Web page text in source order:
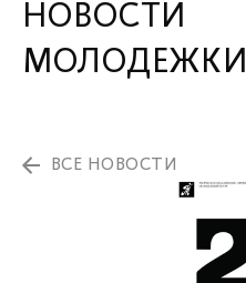
НОВОСТИ
МОЛОДЕЖКИ
ВСЕ НОВОСТИ